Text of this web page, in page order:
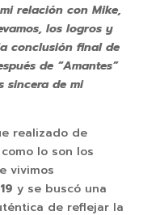
relación con Mike,
los logros y
conclusión final de
de “Amantes”
sincera de mi
realizado de
lo son los
vivimos
y se buscó una
de reflejar la